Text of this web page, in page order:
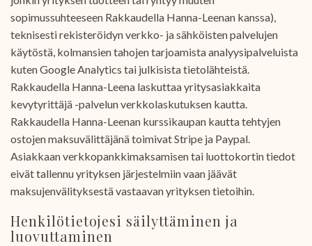
sopimussuhteeseen Rakkaudella Hanna-Leenan kanssa),
teknisesti rekisteröidyn verkko- ja sähköisten palvelujen
käytöstä, kolmansien tahojen tarjoamista analyysipalveluista
kuten Google Analytics tai julkisista tietolähteistä.
Rakkaudella Hanna-Leena laskuttaa yritysasiakkaita
kevytyrittäjä -palvelun verkkolaskutuksen kautta.
Rakkaudella Hanna-Leenan kurssikaupan kautta tehtyjen
ostojen maksuvälittäjänä toimivat Stripe ja Paypal.
Asiakkaan verkkopankkimaksamisen tai luottokortin tiedot
eivät tallennu yrityksen järjestelmiin vaan jäävät
maksujenvälityksestä vastaavan yrityksen tietoihin.
Henkilötietojesi säilyttäminen ja
luovuttaminen